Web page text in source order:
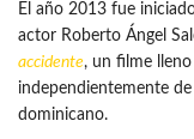
El año 2013 fue
actor Roberto Ángel
accidente, un filme
independientemente
dominicano.